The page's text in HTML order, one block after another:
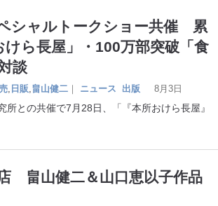
シャルトークショー共催 累
ら長屋」・100万部突破「食
談
, 日販,畠山健二 ｜ ニュース 出版 8月3日
との共催で7月28日、「『本所おけら長屋』
畠山健二＆山口恵以子作品